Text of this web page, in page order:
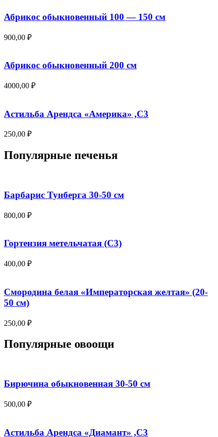
Абрикос обыкновенный 100 — 150 см
900,00 ₽
Абрикос обыкновенный 200 см
4000,00 ₽
Астильба Арендса «Америка» ,С3
250,00 ₽
Популярные печенья
Барбарис Тунберга 30-50 см
800,00 ₽
Гортензия метельчатая (С3)
400,00 ₽
Смородина белая «Императорская желтая» (20-
50 см)
250,00 ₽
Популярные овоощи
Бирючина обыкновенная 30-50 см
500,00 ₽
Астильба Арендса «Диамант» ,С3